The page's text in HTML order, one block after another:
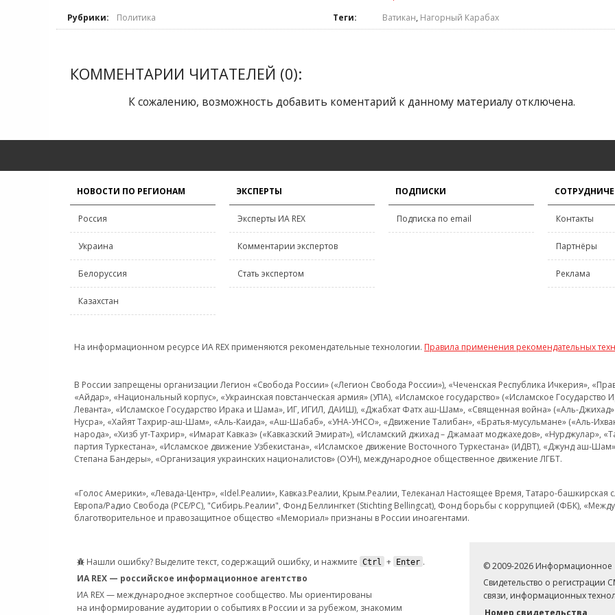
Рубрики:
Политика Теги: Ватикан, Нагорный Карабах
КОММЕНТАРИИ ЧИТАТЕЛЕЙ (0):
К сожалению, возможность добавить коментарий к данному материалу отключена.
НОВОСТИ ПО РЕГИОНАМ
Россия
Украина
Белоруссия
Казахстан
ЭКСПЕРТЫ
Эксперты ИА REX
Комментарии экспертов
Стать экспертом
ПОДПИСКИ
Подписка по email Контакты
Партнёры
Реклама
На информационном ресурсе ИА REX применяются рекомендательные технологии. Правила применения рекомендательных
В России запрещены организации Легион «Свобода России» («Легион Свобода России»), «Чеченская Республика Ичкерия»,
«Айдар», «Национальный корпус», «Украинская повстанческая армия» (УПА), «Исламское государство» («Исламское
Леванта», «Исламское Государство Ирака и Шама», ИГ, ИГИЛ, ДАИШ), «Джабхат Фатх аш-Шам», «Священная война» («Аль-Джихад»
Нусра», «Хайят Тахрир-аш-Шам», «Аль-Каида», «Аш-Шабаб», «УНА-УНСО», «Движение Талибан», «Братья-мусульмане» («Аль-
народа», «Хизб ут-Тахрир», «Имарат Кавказ» («Кавказский Эмират»), «Исламский джихад – Джамаат моджахедов», «Нурджулар»,
партия Туркестана», «Исламское движение Узбекистана», «Исламское движение Восточного Туркестана» (ИДВТ), «Джунд аш-
Степана Бандеры», «Организация украинских националистов» (ОУН), международное общественное движение ЛГБТ.
«Голос Америки», «Левада-Центр», «Idel.Реалии», Кавказ.Реалии, Крым.Реалии, Телеканал Настоящее Время, Татаро-
Европа/Радио Свобода (PCE/PC), "Сибирь.Реалии", Фонд Беллингкет (Stichting Bellingcat), Фонд борьбы с коррупцией (ФБК),
благотворительное и правозащитное общество «Мемориал» признаны в России иноагентами.
Нашли ошибку? Выделите текст, содержащий ошибку, и нажмите Ctrl + Enter .
ИА REX — российское информационное агентство
ИА REX — международное экспертное сообщество. Мы ориентированы
на информирование аудитории о событиях в России и за рубежом, знакомим
© 2009-2026 Информационное
Свидетельство о
связи, информационных
Номер свидетельства